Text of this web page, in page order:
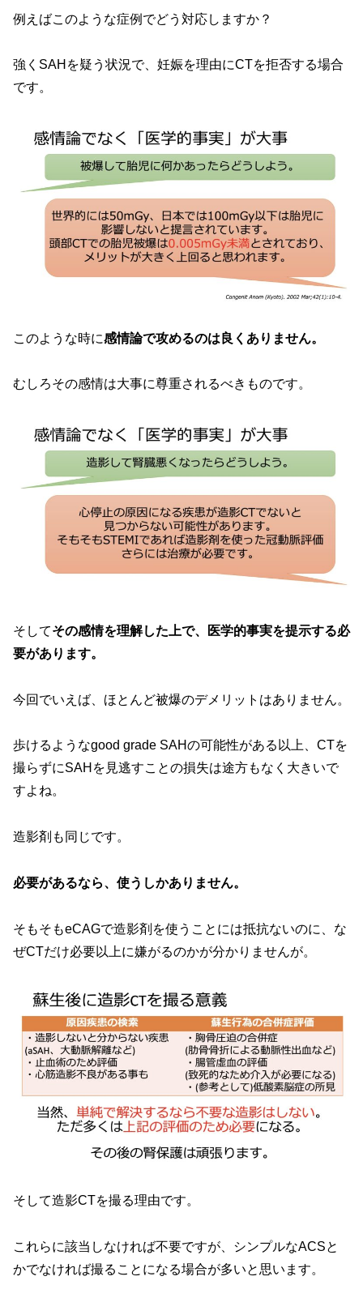
例えばこのような症例でどう対応しますか？
強くSAHを疑う状況で、妊娠を理由にCTを拒否する場合
です。
このような時に感情論で攻めるのは良くありません。
むしろその感情は大事に尊重されるべきものです。
そしてその感情を理解した上で、医学的事実を提示する必
要があります。
今回でいえば、ほとんど被爆のデメリットはありません。
歩けるようなgood grade SAHの可能性がある以上、CTを
撮らずにSAHを見逃すことの損失は途方もなく大きいで
すよね。
造影剤も同じです。
必要があるなら、使うしかありません。
そもそもeCAGで造影剤を使うことには抵抗ないのに、な
ぜCTだけ必要以上に嫌がるのかが分かりませんが。
そして造影CTを撮る理由です。
これらに該当しなければ不要ですが、シンプルなACSと
かでなければ撮ることになる場合が多いと思います。